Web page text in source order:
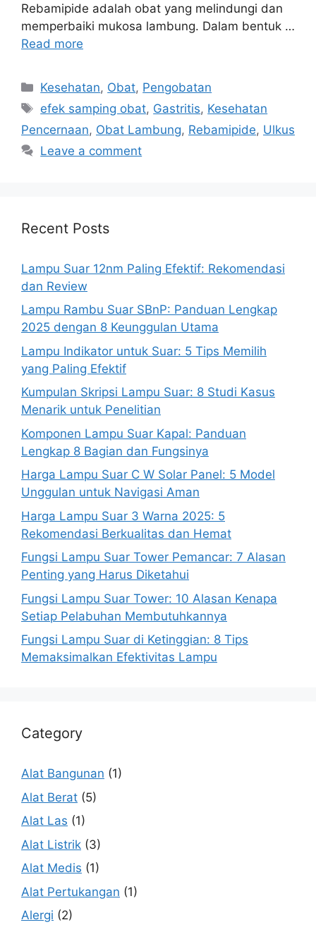
Rebamipide adalah obat yang melindungi dan
memperbaiki mukosa lambung. Dalam bentuk …
Read more
Categories
Kesehatan, Obat, Pengobatan
Tags
efek samping obat, Gastritis, Kesehatan
Pencernaan, Obat Lambung, Rebamipide, Ulkus
Leave a comment
Recent Posts
Lampu Suar 12nm Paling Efektif: Rekomendasi
dan Review
Lampu Rambu Suar SBnP: Panduan Lengkap
2025 dengan 8 Keunggulan Utama
Lampu Indikator untuk Suar: 5 Tips Memilih
yang Paling Efektif
Kumpulan Skripsi Lampu Suar: 8 Studi Kasus
Menarik untuk Penelitian
Komponen Lampu Suar Kapal: Panduan
Lengkap 8 Bagian dan Fungsinya
Harga Lampu Suar C W Solar Panel: 5 Model
Unggulan untuk Navigasi Aman
Harga Lampu Suar 3 Warna 2025: 5
Rekomendasi Berkualitas dan Hemat
Fungsi Lampu Suar Tower Pemancar: 7 Alasan
Penting yang Harus Diketahui
Fungsi Lampu Suar Tower: 10 Alasan Kenapa
Setiap Pelabuhan Membutuhkannya
Fungsi Lampu Suar di Ketinggian: 8 Tips
Memaksimalkan Efektivitas Lampu
Category
Alat Bangunan (1)
Alat Berat (5)
Alat Las (1)
Alat Listrik (3)
Alat Medis (1)
Alat Pertukangan (1)
Alergi (2)